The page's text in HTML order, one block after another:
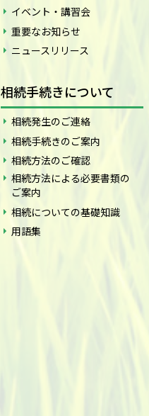
イベント・講習会
重要なお知らせ
ニュースリリース
相続手続きについて
相続発生のご連絡
相続手続きのご案内
相続方法のご確認
相続方法による必要書類の
ご案内
相続についての基礎知識
用語集